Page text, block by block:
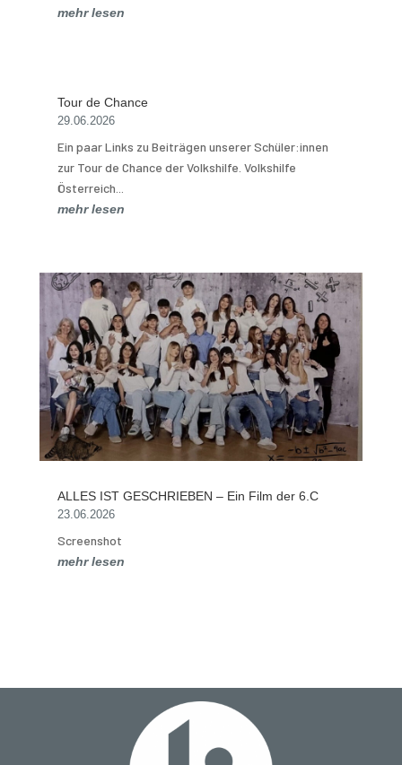
mehr lesen
Tour de Chance
29.06.2026
Ein paar Links zu Beiträgen unserer Schüler:innen
zur Tour de Chance der Volkshilfe. Volkshilfe
Österreich...
mehr lesen
ALLES IST GESCHRIEBEN – Ein Film der 6.C
23.06.2026
Screenshot
mehr lesen